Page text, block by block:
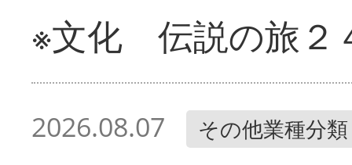
※文化 伝説の旅２
2026.08.07 その他業種分類